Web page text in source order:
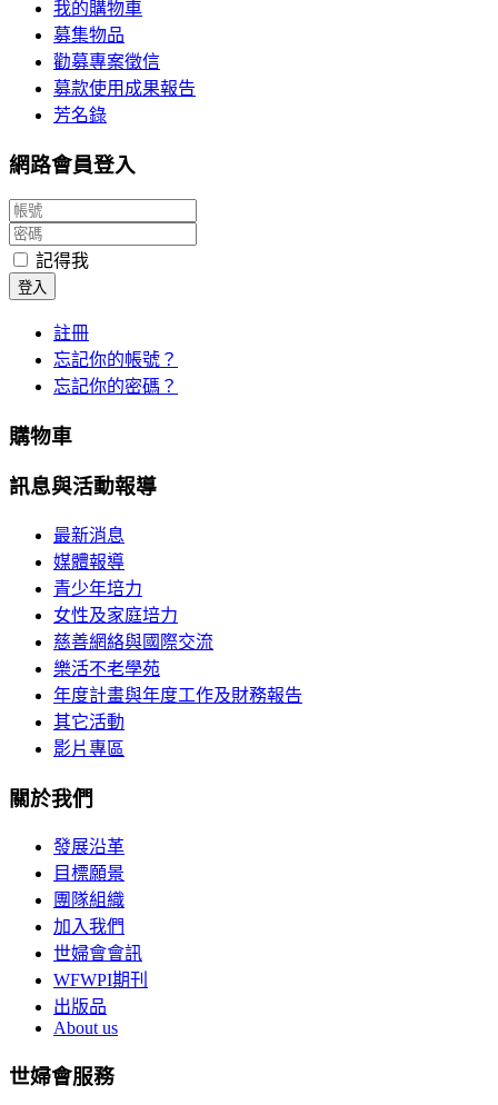
我的購物車
募集物品
勸募專案徵信
募款使用成果報告
芳名錄
網路會員登入
記得我
登入
註冊
忘記你的帳號？
忘記你的密碼？
購物車
訊息與活動報導
最新消息
媒體報導
青少年培力
女性及家庭培力
慈善網絡與國際交流
樂活不老學苑
年度計畫與年度工作及財務報告
其它活動
影片專區
關於我們
發展沿革
目標願景
團隊組織
加入我們
世婦會會訊
WFWPI期刊
出版品
About us
世婦會服務